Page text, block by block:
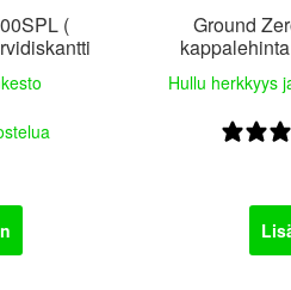
(
Ground
Hullu herkkyys